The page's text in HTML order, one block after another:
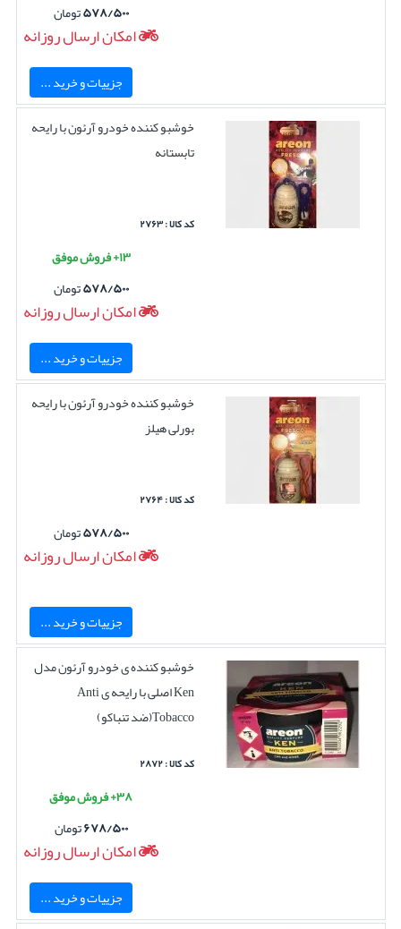
۵۷۸/۵۰۰تومان
امکان ارسال روزانه
جزییات و خرید ...
خوشبو کننده خودرو آرئون با رایحه
تابستانه
کد کالا : ۲۷۶۳
۱۳+ فروش موفق
۵۷۸/۵۰۰تومان
امکان ارسال روزانه
جزییات و خرید ...
خوشبو کننده خودرو آرئون با رایحه
بورلی هیلز
کد کالا : ۲۷۶۴
۵۷۸/۵۰۰تومان
امکان ارسال روزانه
جزییات و خرید ...
خوشبو کننده ی خودرو آرئون مدل
Ken اصلی با رایحه ی Anti
Tobacco(ضد تنباکو)
کد کالا : ۲۸۷۲
۳۸+ فروش موفق
۶۷۸/۵۰۰تومان
امکان ارسال روزانه
جزییات و خرید ...